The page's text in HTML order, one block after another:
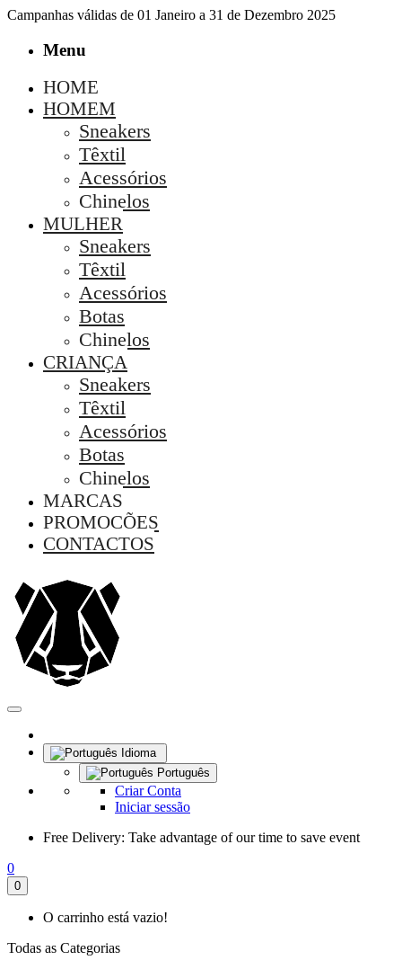
Campanhas válidas de 01 Janeiro a 31 de Dezembro 2025
Menu
HOME
HOMEM
Sneakers
Têxtil
Acessórios
Chinelos
MULHER
Sneakers
Têxtil
Acessórios
Botas
Chinelos
CRIANÇA
Sneakers
Têxtil
Acessórios
Botas
Chinelos
MARCAS
PROMOÇÕES
CONTACTOS
Idioma
Português
Criar Conta
Iniciar sessão
Free Delivery: Take advantage of our time to save event
0
0
O carrinho está vazio!
Todas as Categorias